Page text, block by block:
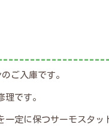
ご入庫です。
理です。
定に保つサーモスタッ